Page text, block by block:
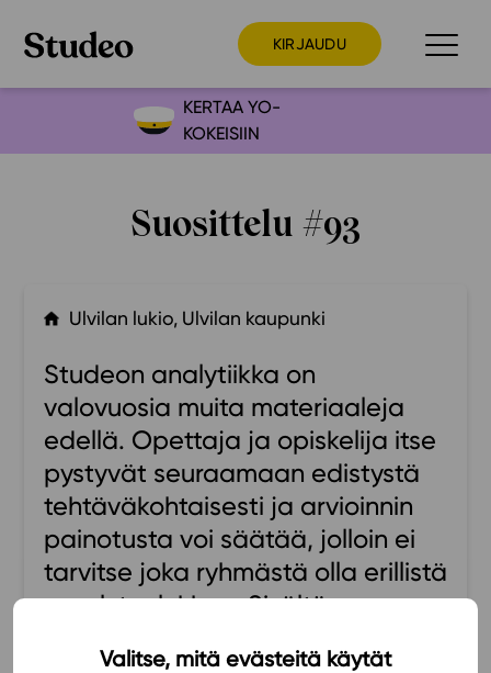
Valitse, mitä evästeitä käytät
KIRJAUDU
Preppaaja
Kokeilutarjous
Alakoulu
Yläkoulu
Lukio
Ajankohtaista
Ominaisuudet
Tapahtumakalenteri
Webinaari­tallenteet
Suosittelut
KERTAA YO-
KOKEISIIN
Suosittelu #93
Ulvilan lukio, Ulvilan kaupunki
Studeon analytiikka on
valovuosia muita materiaaleja
edellä. Opettaja ja opiskelija itse
pystyvät seuraamaan edistystä
tehtäväkohtaisesti ja arvioinnin
painotusta voi säätää, jolloin ei
tarvitse joka ryhmästä olla erillistä
excel-taulukkoa. Sisältö on